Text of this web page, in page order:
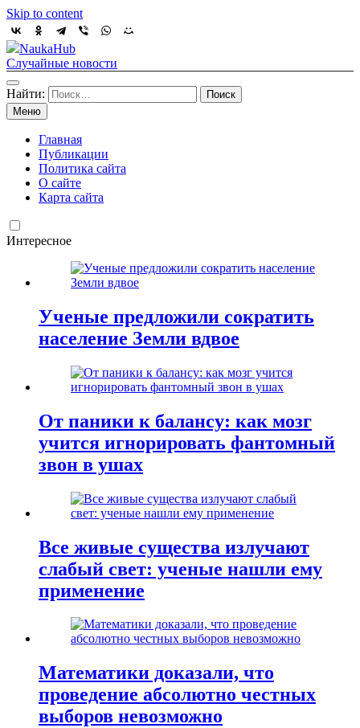
Skip to content
NaukaHub
Случайные новости
Найти:
Меню
Главная
Публикации
Политика сайта
О сайте
Карта сайта
Интересное
Ученые предложили сократить
население Земли вдвое
От паники к балансу: как мозг
учится игнорировать фантомный
звон в ушах
Все живые существа излучают
слабый свет: ученые нашли ему
применение
Математики доказали, что
проведение абсолютно честных
выборов невозможно